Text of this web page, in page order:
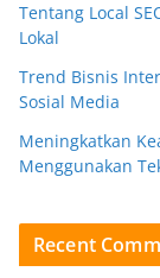
Tentang Local
Lokal
Trend Bisnis
Sosial Media
Meningkatkan
Menggunakan
Recent